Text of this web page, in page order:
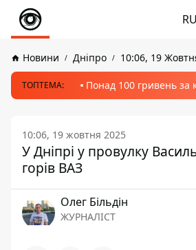
RU
Новини Дніпро 10:06, 19
ТОПТЕМА: Понад 100 гривень за
10:06, 19 жовтня 2025
У Дніпрі у провулку
горів ВАЗ
Олег Більдін
ЖУРНАЛІСТ